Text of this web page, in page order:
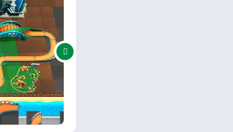
عند شرائك مجموعة
العديد من القطع
ممكن. قبل بدء السباق
الضروري تجميعها
بداية السباق
التي اختبرها
كل ما عليك فعله هو